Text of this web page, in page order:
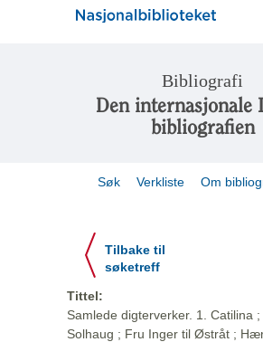
Bibliografi
Den internasjonale
bibliografien
Søk Verkliste Om
Tilbake til
søketreff
Tittel:
Samlede digterverker. 1. Catilina
Solhaug ; Fru Inger til Østråt ;